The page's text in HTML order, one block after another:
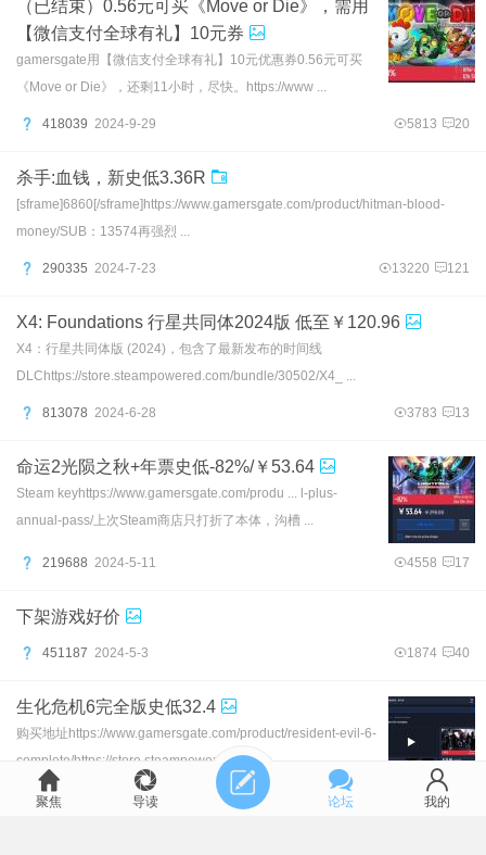
（已结束）0.56元可买《Move or Die》，需用
【微信支付全球有礼】10元券
gamersgate用【微信支付全球有礼】10元优惠券0.56元可买
《Move or Die》，还剩11小时，尽快。https://www ...
418039 2024-9-29 5813 20
杀手:血钱，新史低3.36R
[sframe]6860[/sframe]https://www.gamersgate.com/product/hitman-blood-
money/SUB：13574再强烈 ...
290335 2024-7-23 13220 121
X4: Foundations 行星共同体2024版 低至￥120.96
X4：行星共同体版 (2024)，包含了最新发布的时间线
DLChttps://store.steampowered.com/bundle/30502/X4_ ...
813078 2024-6-28 3783 13
命运2光陨之秋+年票史低-82%/￥53.64
Steam keyhttps://www.gamersgate.com/produ ... l-plus-
annual-pass/上次Steam商店只打折了本体，沟槽 ...
219688 2024-5-11 4558 17
下架游戏好价
451187 2024-5-3 1874 40
生化危机6完全版史低32.4
购买地址https://www.gamersgate.com/product/resident-evil-6-
complete/https://store.steampowered.co ...
121916 2024-2-29 5057
聚焦 导读 论坛 我的